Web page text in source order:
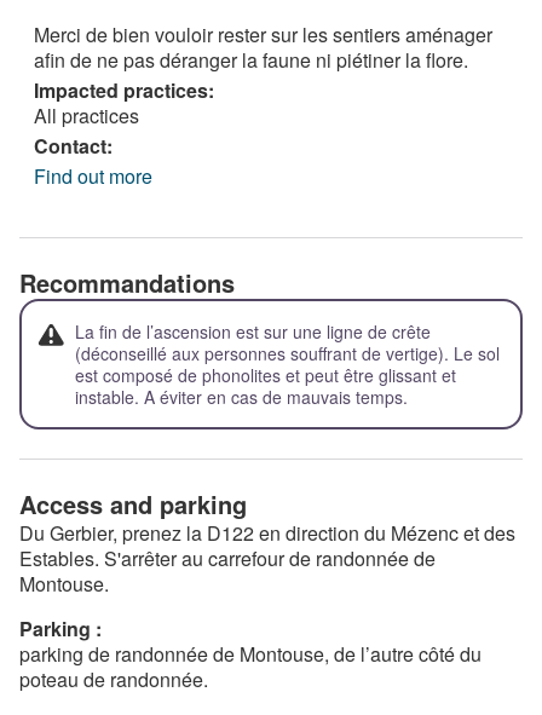
Merci de bien vouloir rester sur les sentiers aménager
afin de ne pas déranger la faune ni piétiner la flore.
Impacted practices:
All practices
Contact:
Find out more
Recommandations
La fin de l’ascension est sur une ligne de crête
(déconseillé aux personnes souffrant de vertige). Le sol
est composé de phonolites et peut être glissant et
instable. A éviter en cas de mauvais temps.
Access and parking
Du Gerbier, prenez la D122 en direction du Mézenc et des
Estables. S'arrêter au carrefour de randonnée de
Montouse.
Parking :
parking de randonnée de Montouse, de l’autre côté du
poteau de randonnée.